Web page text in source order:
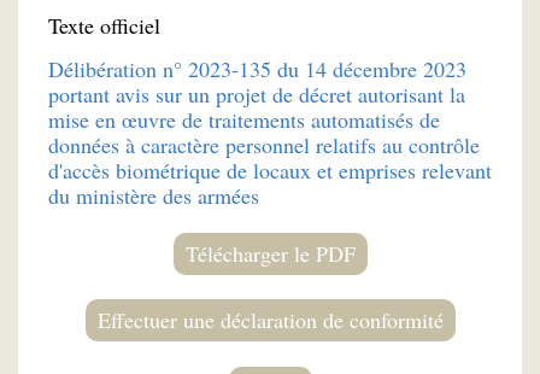
Texte officiel
Délibération n° 2023-135 du 14 décembre 2023
portant avis sur un projet de décret autorisant la
mise en œuvre de traitements automatisés de
données à caractère personnel relatifs au contrôle
d'accès biométrique de locaux et emprises relevant
du ministère des armées
Télécharger le PDF
Effectuer une déclaration de conformité